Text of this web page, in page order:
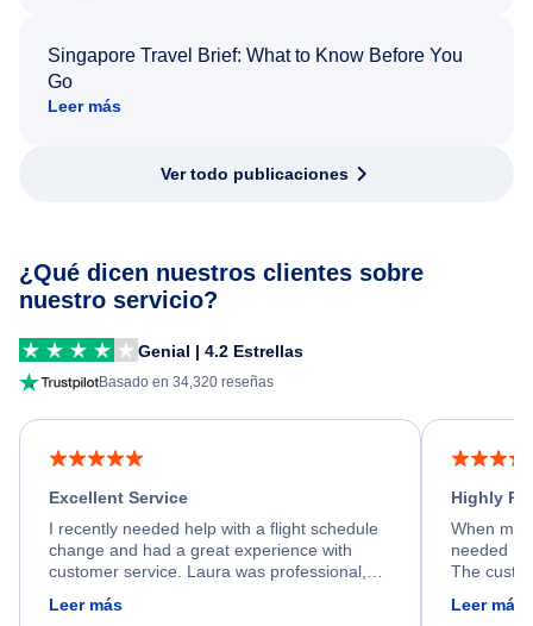
Singapore Travel Brief: What to Know Before You
Go
Leer más
Ver todo publicaciones
¿Qué dicen nuestros clientes sobre
nuestro servicio?
Genial | 4.2 Estrellas
Basado en 34,320 reseñas
Excellent Service
I recently needed help with a flight schedule
change and had a great experience with
customer service. Laura was professional,
friendly, and very helpful throughout the
process. She quickly found a solution and
Leer más
Highly
When my
needed
The
calm,
Leer más